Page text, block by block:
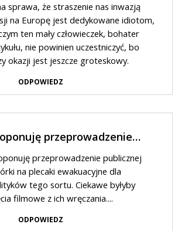
sprawa, że straszenie nas inwazją
na Europę jest dedykowane idiotom,
ten mały człowieczek, bohater
nie powinien uczestniczyć, bo
okazji jest jeszcze groteskowy.
ODPOWIEDZ
przeprowadzenie…
przeprowadzenie publicznej
na plecaki ewakuacyjne dla
tego sortu. Ciekawe byłyby
filmowe z ich wręczania....
ODPOWIEDZ